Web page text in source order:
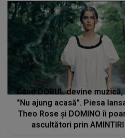
Când DORUL devine
"Nu ajung acasă". Piesa
Theo Rose și DOMINO îi
ascultători prin AMINTIRI